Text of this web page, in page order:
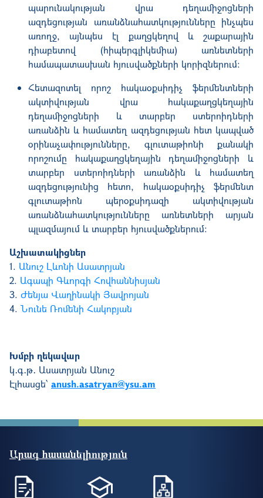
պարունակության վրա դեղամիջոցների
ազդեցության առանձնահատկությունները ինչպես
առողջ, այնպես էլ քաղցկեղով և շաքարային
դիաբետով (հիպերգլիկեմիա) առնետների
համապատասխան հյուսվածքների կորիզներում։
Հետազոտել որոշ հակաօքսիդիչ ֆերմենտների
ակտիվության վրա հակաքաղցկեղային
դեղամիջոցների և տարբեր ստերոիդների
առանձին և համատեղ ազդեցության հետ կապված
օրինաչափությունները, գլուտաթիոնի քանակի
որոշումը հակաքաղցկեղային դեղամիջոցների և
տարբեր ստերոիդների առանձին և համատեղ
ազդեցությունից հետո, հակաօքսիդիչ ֆերմենտ
գլուտաթիոն պերօքսիդազի ակտիվության
առանձնահատկությունները առնետների արյան
պլազմայում և տարբեր հյուսվածքներում։
Աշխատակիցներ
1. Անուշ Լևոնի Ասատրյան
2. Ագապի Գևորգի Հովհաննիսյան
3. Ժենյա Վաղինակի Յավրոյան
4. Նունե Ռոմենի Հակոբյան
Խմբի ղեկավար
կ․գ․թ․ Ասատրյան Անուշ
Էլհասցե՝ anush.asatryan@ysu.am
Արագ հասանելիություն